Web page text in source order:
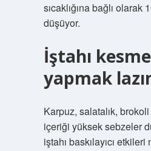
sıcaklığına bağlı olarak
düşüyor.
İştahı
yapmak
Karpuz, salatalık,
içeriği yüksek sebzeler
iştahı baskılayıcı